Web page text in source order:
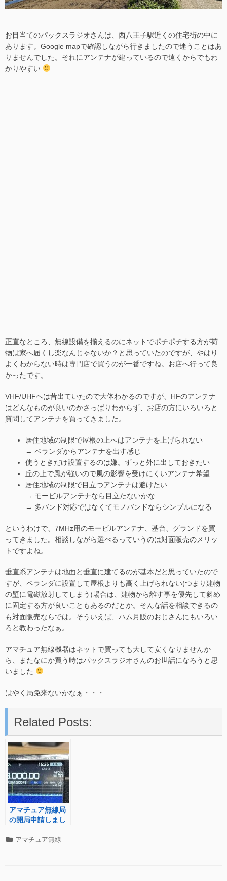
お目当てのパックスラジオさんは、西八王子駅近くの住宅街の中に
あります。Google mapで確認しながら行きましたので迷うことはあ
りませんでした。それにアンテナが建っているので遠くからでもわ
かりやすい
正直なところ、無線設備を揃えるのにネットでポチポチする方が荷
物は家へ届くし楽なんじゃないか？と思っていたのですが、やはり
よくわからない時は専門店で買うのが一番ですね。お店へ行って良
かったです。
VHF/UHFへは昔出ていたので大体わかるのですが、HFのアンテナ
はどんなものが良いのかさっぱりわからず、お店の方にいろいろと
質問してアンテナを買ってきました。
居住地域の制限で屋根の上へはアンテナを上げられない
→ ベランダからアンテナを出す感じ
使うときだけ設置するのは嫌。ずっと外に出しておきたい
丘の上で風が強いので風の影響を受けにくいアンテナ希望
居住地域の制限で目立つアンテナは避けたい
→ モービルアンテナなら目立たないかな
→ 多バンド対応ではなくてモノバンドならシンプルになる
というわけで、7MHz用のモービルアンテナ、基台、グランドを買
ってきました。相談しながら選べるっていうのは対面販売のメリッ
トですよね。
垂直系アンテナは地面と垂直に建てるのが基本だと思っていたので
すが、ベランダに設置して屋根よりも高く上げられない(つまり建物
の壁に電磁放射してしまう)場合は、建物から離す事を優先して斜め
に固定する方が良いこともあるのだとか。そんな話を相談できるの
も対面販売ならでは。そういえば、ハム月販のおじさんにもいろい
ろと教わったなぁ。
アマチュア無線機器はネットで買っても大して安くなりませんか
ら、またなにか買う時はパックスラジオさんのお世話になろうと思
いました
はやく局免来ないかなぁ・・・
Related Posts:
アマチュア無線局
の開局申請しまし
カ アマチュア無線